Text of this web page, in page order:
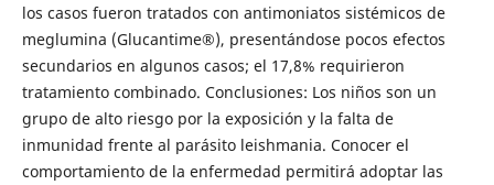
los casos fueron tratados con antimoniatos sistémicos de
meglumina (Glucantime®), presentándose pocos efectos
secundarios en algunos casos; el 17,8% requirieron
tratamiento combinado. Conclusiones: Los niños son un
grupo de alto riesgo por la exposición y la falta de
inmunidad frente al parásito leishmania. Conocer el
comportamiento de la enfermedad permitirá adoptar las